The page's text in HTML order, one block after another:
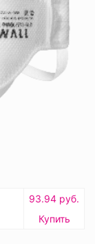
93.94 руб.
Купить